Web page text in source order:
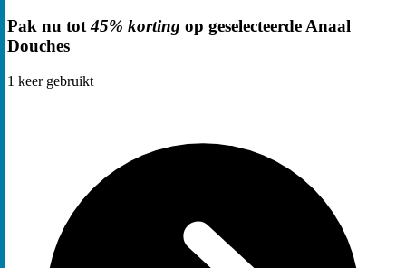
Pak nu tot45% korting op geselecteerde Anaal
Douches
1 keer gebruikt